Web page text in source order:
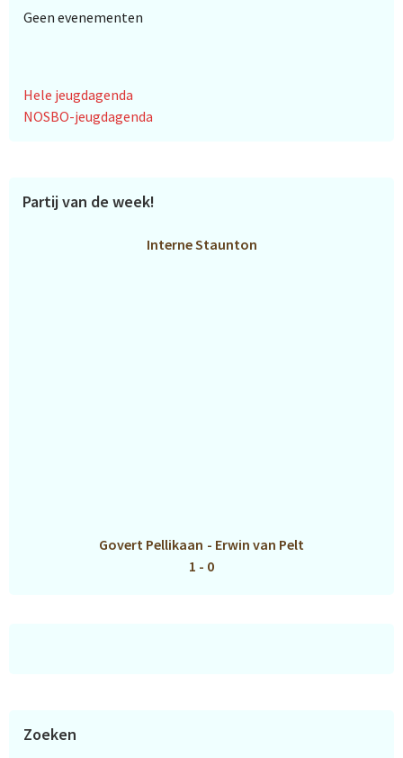
Geen evenementen
Hele jeugdagenda
NOSBO-jeugdagenda
Partij van de week!
Interne Staunton
Govert Pellikaan - Erwin van Pelt
1 - 0
Zoeken